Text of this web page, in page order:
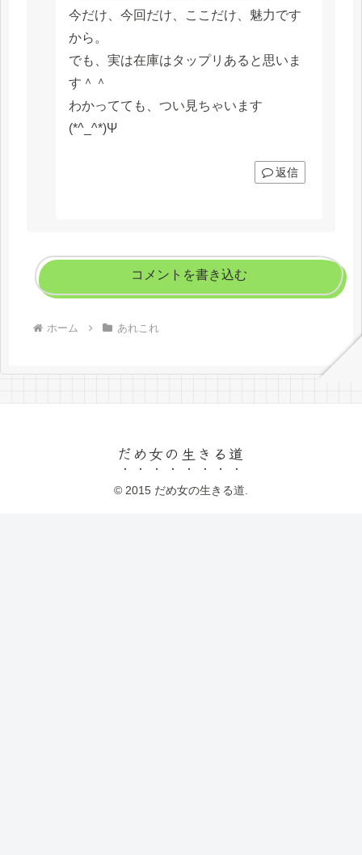
今だけ、今回だけ、ここだけ、魅力です
から。
でも、実は在庫はタップリあると思いま
す＾＾
わかってても、つい見ちゃいます
(*^_^*)Ψ
返信
コメントを書き込む
ホーム あれこれ
だめ女の生きる道
© 2015 だめ女の生きる道.